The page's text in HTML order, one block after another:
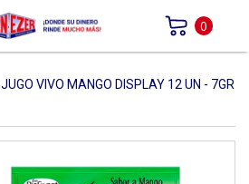
0
JUGO VIVO MANGO DISPLAY 12 UN - 7GR